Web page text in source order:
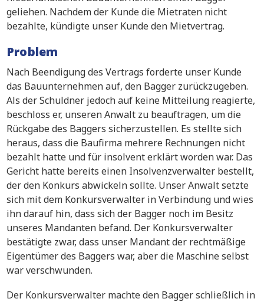
geliehen. Nachdem der Kunde die Mietraten nicht
bezahlte, kündigte unser Kunde den Mietvertrag.
Problem
Nach Beendigung des Vertrags forderte unser Kunde
das Bauunternehmen auf, den Bagger zurückzugeben.
Als der Schuldner jedoch auf keine Mitteilung reagierte,
beschloss er, unseren Anwalt zu beauftragen, um die
Rückgabe des Baggers sicherzustellen. Es stellte sich
heraus, dass die Baufirma mehrere Rechnungen nicht
bezahlt hatte und für insolvent erklärt worden war. Das
Gericht hatte bereits einen Insolvenzverwalter bestellt,
der den Konkurs abwickeln sollte. Unser Anwalt setzte
sich mit dem Konkursverwalter in Verbindung und wies
ihn darauf hin, dass sich der Bagger noch im Besitz
unseres Mandanten befand. Der Konkursverwalter
bestätigte zwar, dass unser Mandant der rechtmäßige
Eigentümer des Baggers war, aber die Maschine selbst
war verschwunden.
Der Konkursverwalter machte den Bagger schließlich in